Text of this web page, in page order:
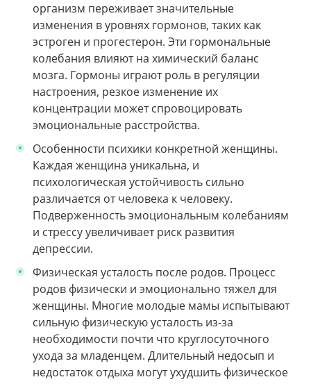
организм переживает значительные
изменения в уровнях гормонов, таких как
эстроген и прогестерон. Эти гормональные
колебания влияют на химический баланс
мозга. Гормоны играют роль в регуляции
настроения, резкое изменение их
концентрации может спровоцировать
эмоциональные расстройства.
Особенности психики конкретной женщины.
Каждая женщина уникальна, и
психологическая устойчивость сильно
различается от человека к человеку.
Подверженность эмоциональным колебаниям
и стрессу увеличивает риск развития
депрессии.
Физическая усталость после родов. Процесс
родов физически и эмоционально тяжел для
женщины. Многие молодые мамы испытывают
сильную физическую усталость из-за
необходимости почти что круглосуточного
ухода за младенцем. Длительный недосып и
недостаток отдыха могут ухудшить физическое